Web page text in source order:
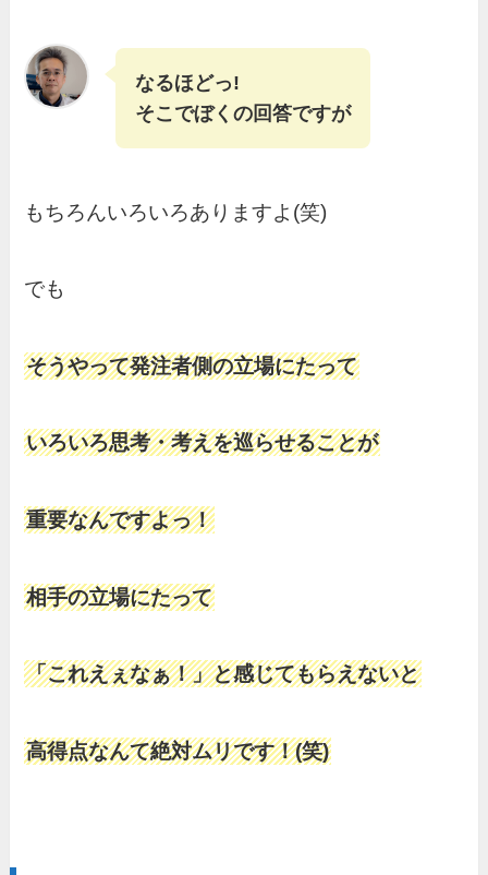
なるほどっ!
そこでぼくの回答ですが
もちろんいろいろありますよ(笑)
でも
そうやって発注者側の立場にたって
いろいろ思考・考えを巡らせることが
重要なんですよっ！
相手の立場にたって
「これえぇなぁ！」と感じてもらえないと
高得点なんて絶対ムリです！(笑)